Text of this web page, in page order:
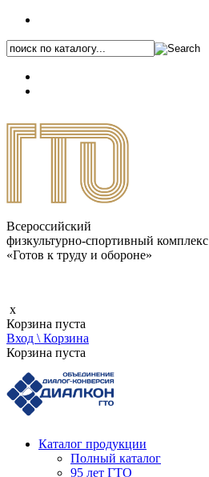
Всероссийский
физкультурно-спортивный комплекс
«Готов к труду и обороне»
x
Корзина пуста
Вход \ Корзина
Корзина пуста
Каталог продукции
Полный каталог
95 лет ГТО